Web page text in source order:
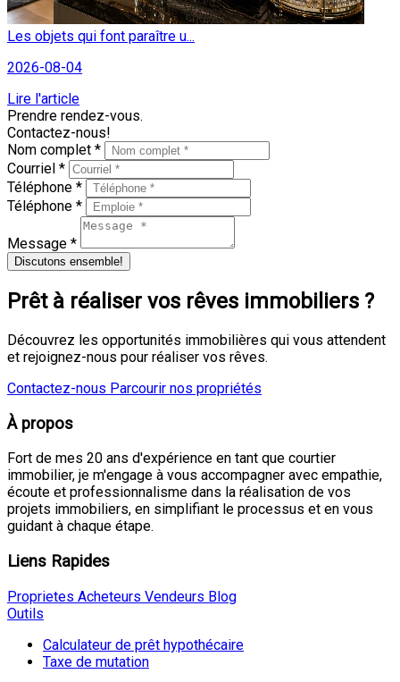
Les objets qui font paraître u...
2026-08-04
Lire l'article
Prendre rendez-vous.
Contactez-nous!
Nom complet *
Courriel *
Téléphone *
Téléphone *
Message *
Discutons ensemble!
Prêt à réaliser vos rêves immobiliers ?
Découvrez les opportunités immobilières qui vous attendent
et rejoignez-nous pour réaliser vos rêves.
Contactez-nous Parcourir nos propriétés
À propos
Fort de mes 20 ans d'expérience en tant que courtier
immobilier, je m'engage à vous accompagner avec empathie,
écoute et professionnalisme dans la réalisation de vos
projets immobiliers, en simplifiant le processus et en vous
guidant à chaque étape.
Liens Rapides
Proprietes Acheteurs Vendeurs Blog
Outils
Calculateur de prêt hypothécaire
Taxe de mutation